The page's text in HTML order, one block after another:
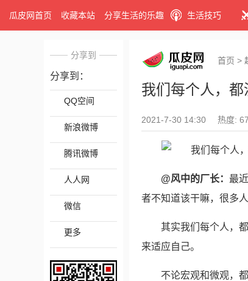
瓜皮网首页 收藏本站 分享生活的乐趣 生活技巧
分享到
分享到：
QQ空间
新浪微博
腾讯微博
人人网
微信
更多
首页 >
我们每个人，
2021-7-30 14:30 热度:
@风中的厂长： 最
者不知道该干嘛，很多人
其实我们每个人，
来适应自己。
不论宏观和微观，